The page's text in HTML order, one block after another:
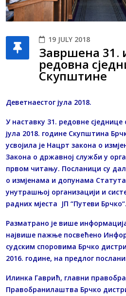
19 JULY 2018
Завршена 31.
редовна
Скупштине
Деветнаестог јула 2018.
У наставку 31. редовне сједнице
јула 2018. године Скупштина
усвојила је Нацрт закона о
Закона о државној служби у
првом читању. Посланици су
о измјенама и допунама
унутрашњој организацији и
радних мјеста ЈП “Путеви Брчко“.
Разматрано је више
највише пажње посвећено
судским споровима Брчко
2016. године, на предлог
Илинка Гаврић, главни
Правобранилаштва Брчко